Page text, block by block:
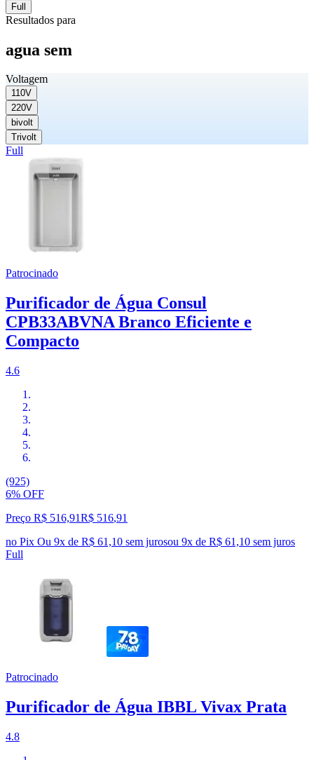
Full
Resultados para
agua sem
Voltagem
110V
220V
bivolt
Trivolt
Full
Patrocinado
Purificador de Água Consul
CPB33ABVNA Branco Eficiente e
Compacto
4.6
(925)
6% OFF
Preço R$ 516,91R$ 516,91
no Pix Ou 9x de R$ 61,10 sem jurosou 9x de R$ 61,10 sem juros
Full
Patrocinado
Purificador de Água IBBL Vivax Prata
4.8